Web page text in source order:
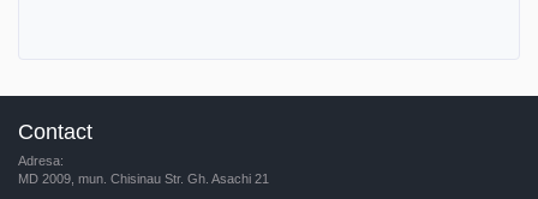
Contact
Adresa:
MD 2009, mun. Chisinau Str. Gh. Asachi 21